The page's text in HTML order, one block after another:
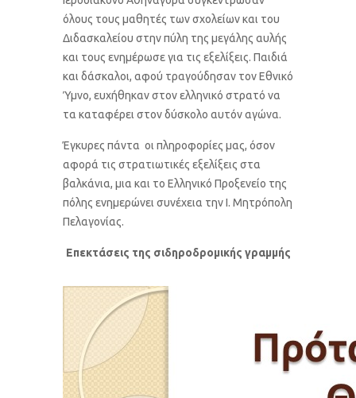
όλους τους μαθητές των σχολείων και του
Διδασκαλείου στην πύλη της μεγάλης αυλής
και τους ενημέρωσε για τις εξελίξεις. Παιδιά
και δάσκαλοι, αφού τραγούδησαν τον Εθνικό
Ύμνο, ευχήθηκαν στον ελληνικό στρατό να
τα καταφέρει στον δύσκολο αυτόν αγώνα.
Έγκυρες πάντα οι πληροφορίες μας, όσον
αφορά τις στρατιωτικές εξελίξεις στα
βαλκάνια, μια και το Ελληνικό Προξενείο της
πόλης ενημερώνει συνέχεια την Ι. Μητρόπολη
Πελαγονίας.
Επεκτάσεις της σιδηροδρομικής γραμμής